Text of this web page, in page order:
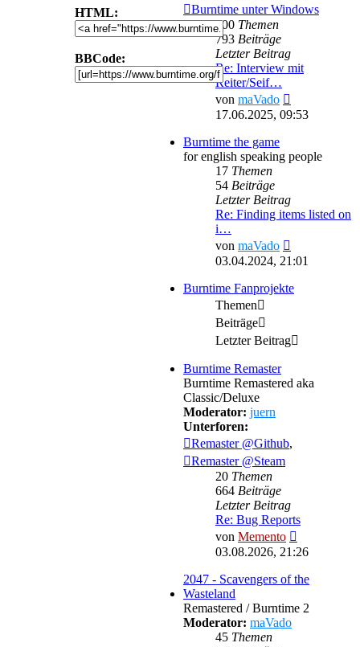
Burntime unter Windows
100 Themen
793 Beiträge
Letzter Beitrag
Re: Interview mit
Reiter/Seif…
von maVado
Beitrag
17.06.2025, 09:53
Burntime the game
for english speaking people
17 Themen
54 Beiträge
Letzter Beitrag
Re: Finding items listed on
i…
von maVado
Beitrag
03.04.2024, 21:01
Burntime Fanprojekte
Themen
Beiträge
Letzter Beitrag
Burntime Remaster
Burntime Remastered aka
Classic/Deluxe
Moderator: juern
Unterforen:
Remaster @Github,
Remaster @Steam
20 Themen
664 Beiträge
Letzter Beitrag
Re: Bug Reports
von Memento
Beitrag
03.08.2026, 21:26
2047 - Scavengers of the
Wasteland
Remastered / Burntime 2
Moderator: maVado
45 Themen
HTML:
BBCode: